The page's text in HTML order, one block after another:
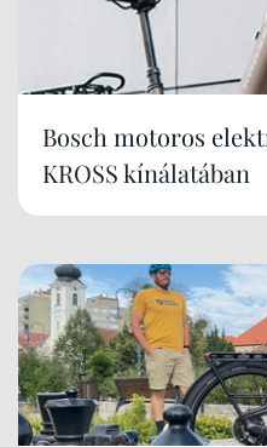
Bosch motoros
KROSS kínálatában